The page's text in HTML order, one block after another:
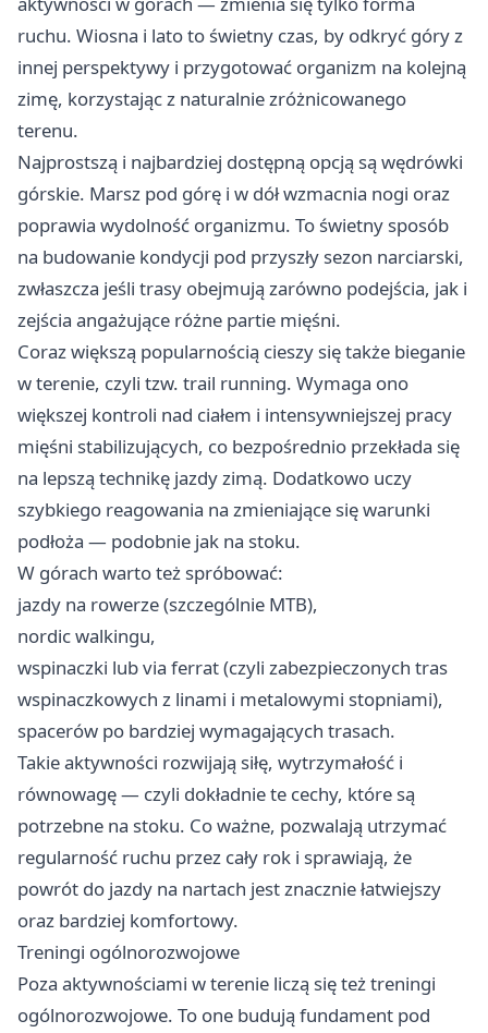
ruchu. Wiosna i lato to świetny czas, by odkryć góry z
innej perspektywy i przygotować organizm na kolejną
zimę, korzystając z naturalnie zróżnicowanego
terenu.
Najprostszą i najbardziej dostępną opcją są wędrówki
górskie. Marsz pod górę i w dół wzmacnia nogi oraz
poprawia wydolność organizmu. To świetny sposób
na budowanie kondycji pod przyszły sezon narciarski,
zwłaszcza jeśli trasy obejmują zarówno podejścia, jak i
zejścia angażujące różne partie mięśni.
Coraz większą popularnością cieszy się także bieganie
w terenie, czyli tzw. trail running. Wymaga ono
większej kontroli nad ciałem i intensywniejszej pracy
mięśni stabilizujących, co bezpośrednio przekłada się
na lepszą technikę jazdy zimą. Dodatkowo uczy
szybkiego reagowania na zmieniające się warunki
podłoża — podobnie jak na stoku.
W górach warto też spróbować:
jazdy na rowerze (szczególnie MTB),
nordic walkingu,
wspinaczki lub via ferrat (czyli zabezpieczonych tras
wspinaczkowych z linami i metalowymi stopniami),
spacerów po bardziej wymagających trasach.
Takie aktywności rozwijają siłę, wytrzymałość i
równowagę — czyli dokładnie te cechy, które są
potrzebne na stoku. Co ważne, pozwalają utrzymać
regularność ruchu przez cały rok i sprawiają, że
powrót do jazdy na nartach jest znacznie łatwiejszy
oraz bardziej komfortowy.
Treningi ogólnorozwojowe
Poza aktywnościami w terenie liczą się też treningi
ogólnorozwojowe. To one budują fundament pod